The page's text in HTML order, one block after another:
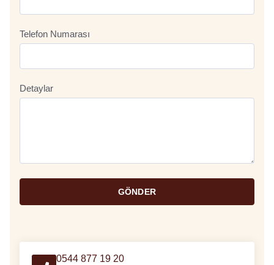
Telefon Numarası
Detaylar
GÖNDER
0544 877 19 20